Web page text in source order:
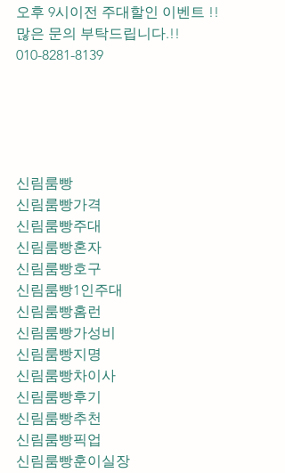
오후 9시이전 주대할인 이벤트 !!
많은 문의 부탁드립니다.!!
010-8281-8139
신림룸빵
신림룸빵가격
신림룸빵주대
신림룸빵혼자
신림룸빵호구
신림룸빵1인주대
신림룸빵홈런
신림룸빵가성비
신림룸빵지명
신림룸빵차이사
신림룸빵후기
신림룸빵추천
신림룸빵훈이실장